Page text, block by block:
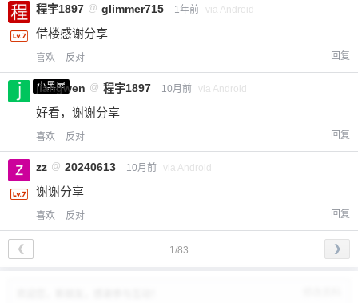
程宇1897 @ glimmer715 1年前 via Android
借楼感谢分享
喜欢 反对 回复
小黑屋
jiangwen @ 程宇1897 10月前 via Android
好看，谢谢分享
喜欢 反对 回复
zz @ 20240613 10月前 via Android
谢谢分享
喜欢 反对 回复
1/83
❮ ❯